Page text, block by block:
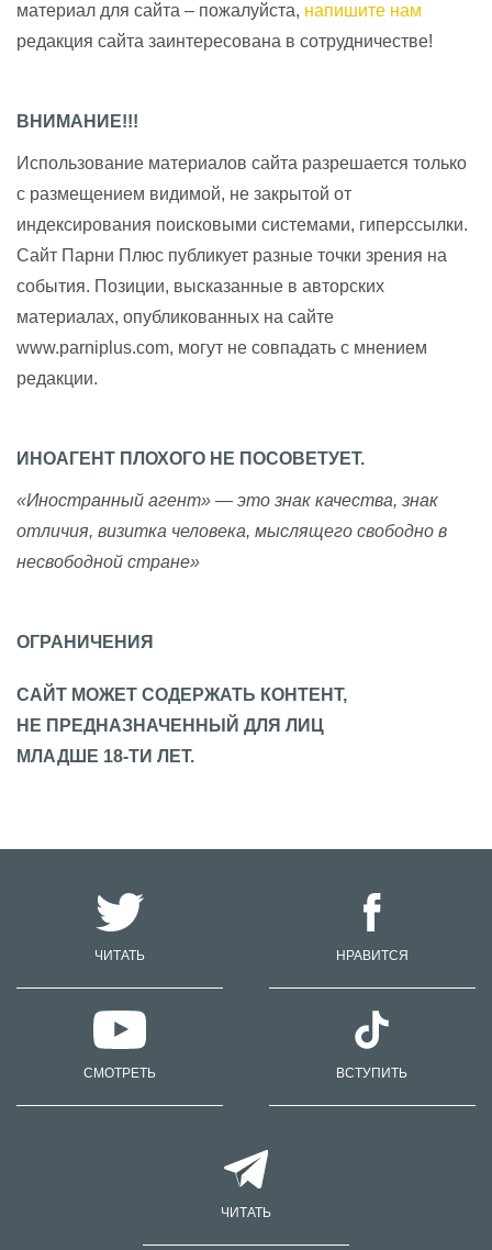
материал для сайта – пожалуйста, напишите нам
редакция сайта заинтересована в сотрудничестве!
ВНИМАНИЕ!!!
Использование материалов сайта разрешается только
с размещением видимой, не закрытой от
индексирования поисковыми системами, гиперссылки.
Сайт Парни Плюс публикует разные точки зрения на
события. Позиции, высказанные в авторских
материалах, опубликованных на сайте
www.parniplus.com, могут не совпадать с мнением
редакции.
ИНОАГЕНТ ПЛОХОГО НЕ ПОСОВЕТУЕТ.
«Иностранный агент» — это знак качества, знак
отличия, визитка человека, мыслящего свободно в
несвободной стране»
ОГРАНИЧЕНИЯ
САЙТ МОЖЕТ СОДЕРЖАТЬ КОНТЕНТ,
НЕ ПРЕДНАЗНАЧЕННЫЙ ДЛЯ ЛИЦ
МЛАДШЕ 18-ТИ ЛЕТ.
ЧИТАТЬ НРАВИТСЯ
СМОТРЕТЬ ВСТУПИТЬ
ЧИТАТЬ